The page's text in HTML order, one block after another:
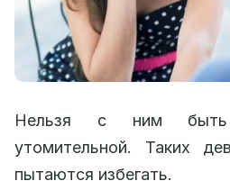
Нельзя с ним быть
утомительной. Таких
пытаются избегать.